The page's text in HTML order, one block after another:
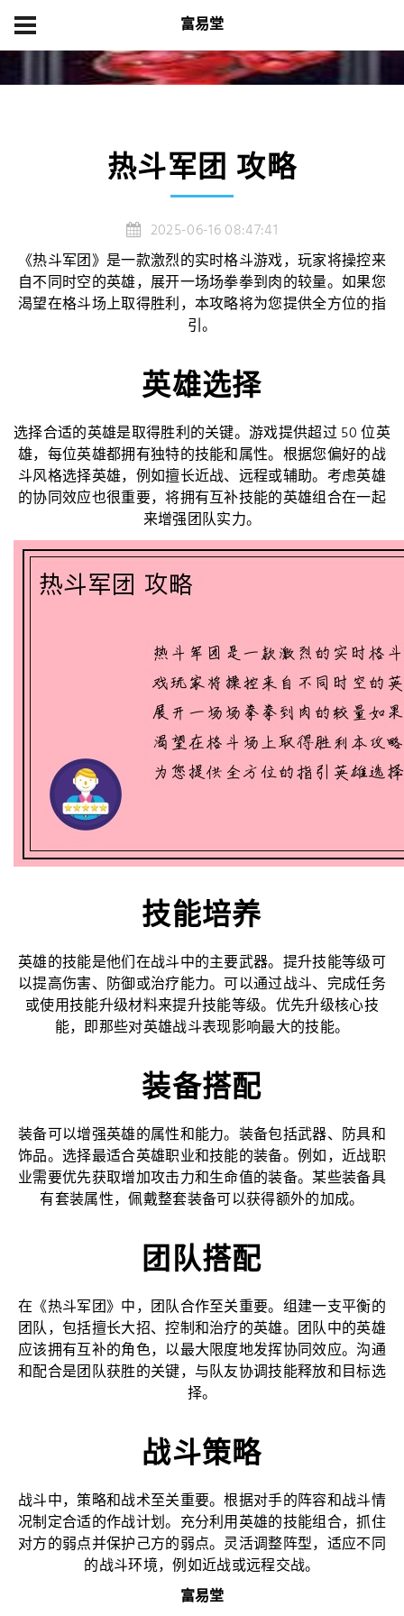
富易堂
热斗军团 攻略
2025-06-16 08:47:41
《热斗军团》是一款激烈的实时格斗游戏，玩家将操控来
自不同时空的英雄，展开一场场拳拳到肉的较量。如果您
渴望在格斗场上取得胜利，本攻略将为您提供全方位的指
引。
英雄选择
选择合适的英雄是取得胜利的关键。游戏提供超过 50 位英
雄，每位英雄都拥有独特的技能和属性。根据您偏好的战
斗风格选择英雄，例如擅长近战、远程或辅助。考虑英雄
的协同效应也很重要，将拥有互补技能的英雄组合在一起
来增强团队实力。
技能培养
英雄的技能是他们在战斗中的主要武器。提升技能等级可
以提高伤害、防御或治疗能力。可以通过战斗、完成任务
或使用技能升级材料来提升技能等级。优先升级核心技
能，即那些对英雄战斗表现影响最大的技能。
装备搭配
装备可以增强英雄的属性和能力。装备包括武器、防具和
饰品。选择最适合英雄职业和技能的装备。例如，近战职
业需要优先获取增加攻击力和生命值的装备。某些装备具
有套装属性，佩戴整套装备可以获得额外的加成。
团队搭配
在《热斗军团》中，团队合作至关重要。组建一支平衡的
团队，包括擅长大招、控制和治疗的英雄。团队中的英雄
应该拥有互补的角色，以最大限度地发挥协同效应。沟通
和配合是团队获胜的关键，与队友协调技能释放和目标选
择。
战斗策略
战斗中，策略和战术至关重要。根据对手的阵容和战斗情
况制定合适的作战计划。充分利用英雄的技能组合，抓住
对方的弱点并保护己方的弱点。灵活调整阵型，适应不同
的战斗环境，例如近战或远程交战。
富易堂